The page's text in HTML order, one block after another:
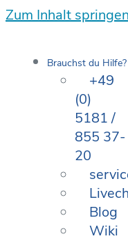
Zum Inhalt springen
Brauchst du Hilfe?
+49
(0)
5181 /
855 37-
20
Blog
Wiki